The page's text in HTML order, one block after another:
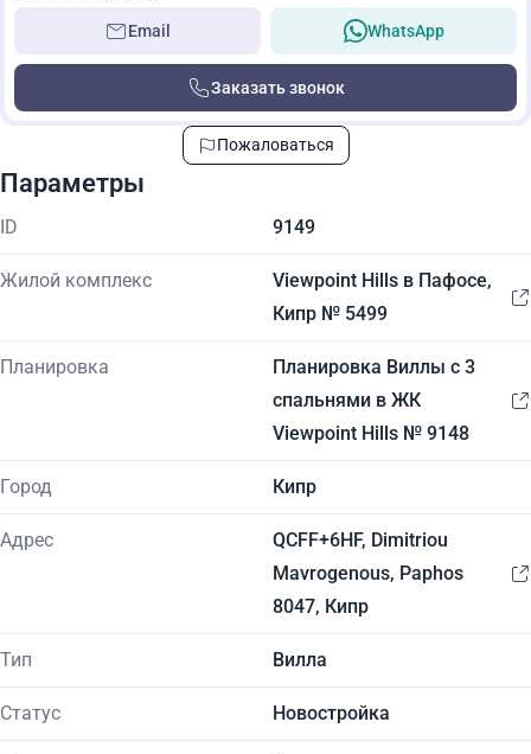
Email WhatsApp
Заказать звонок
Пожаловаться
Параметры
ID 9149
Жилой комплекс
Viewpoint Hills в Пафосе,
Кипр № 5499
Планировка
Планировка Виллы с 3
спальнями в ЖК
Viewpoint Hills № 9148
Город Кипр
Адрес
QCFF+6HF, Dimitriou
Mavrogenous, Paphos
8047, Кипр
Тип Вилла
Статус Новостройка